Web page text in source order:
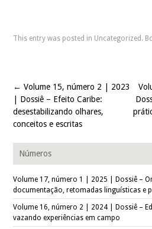
This entry was posted in Uncategorized .
Post navigation
← Volume 15, número 2 | 2023
| Dossiê – Efeito Caribe:
desestabilizando olhares,
conceitos e escritas
Números
Volume 17, número 1 | 2025 | Dossiê –
documentação, retomadas linguísticas e
Volume 16, número 2 | 2024 | Dossiê –
vazando experiências em campo